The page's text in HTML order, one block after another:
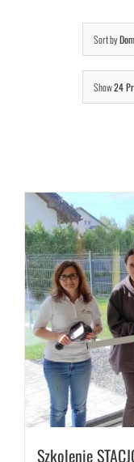
Sort by
Show24
Szkolenie